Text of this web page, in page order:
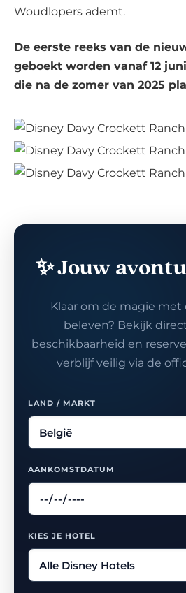
Woudlopers ademt.
De eerste reeks van de
geboekt worden vanaf 12
die na de zomer van 2025
✨ Jouw
Klaar om de magie
beleven? Bekijk
beschikbaarheid en
verblijf veilig via de
LAND / MARKT
AANKOMSTDATUM
KIES JE HOTEL